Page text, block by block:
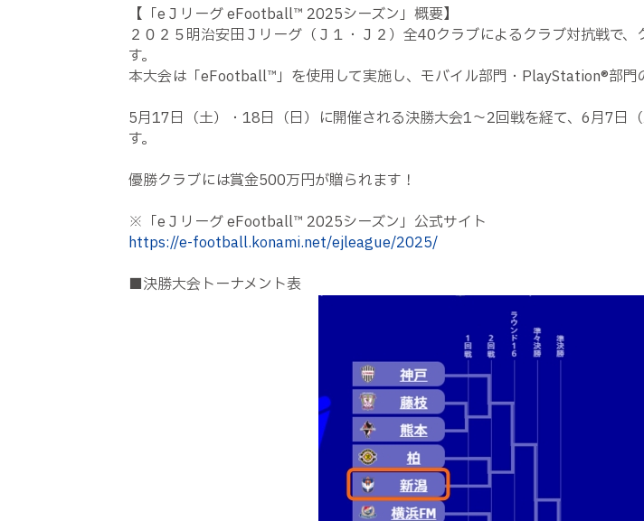
【「eＪリーグ eFootball™ 2025シーズン」概要】
２０２５明治安田Ｊリーグ（Ｊ１・Ｊ２）全40クラブによるクラブ対抗戦で
す。
本大会は「eFootball™」を使用して実施し、モバイル部門・PlayStation®部門
5月17日（土）・18日（日）に開催される決勝大会1～2回戦を経て、6月7日
す。
優勝クラブには賞金500万円が贈られます！
※「eＪリーグ eFootball™ 2025シーズン」公式サイト
https://e-football.konami.net/ejleague/2025/
■決勝大会トーナメント表